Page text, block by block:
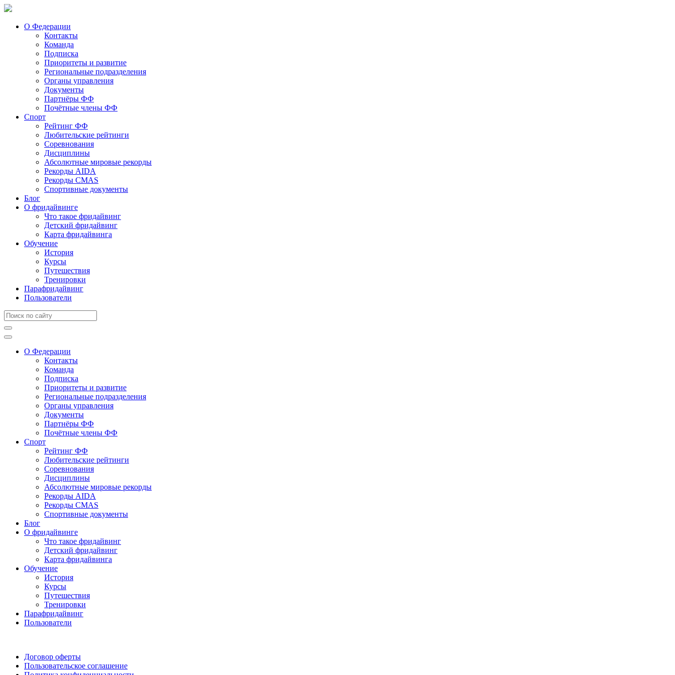
О Федерации
Контакты
Команда
Подписка
Приоритеты и развитие
Региональные подразделения
Органы управления
Документы
Партнёры ФФ
Почётные члены ФФ
Спорт
Рейтинг ФФ
Любительские рейтинги
Соревнования
Дисциплины
Абсолютные мировые рекорды
Рекорды AIDA
Рекорды CMAS
Спортивные документы
Блог
О фридайвинге
Что такое фридайвинг
Детский фридайвинг
Карта фридайвинга
Обучение
История
Курсы
Путешествия
Тренировки
Парафридайвинг
Пользователи
О Федерации
Контакты
Команда
Подписка
Приоритеты и развитие
Региональные подразделения
Органы управления
Документы
Партнёры ФФ
Почётные члены ФФ
Спорт
Рейтинг ФФ
Любительские рейтинги
Соревнования
Дисциплины
Абсолютные мировые рекорды
Рекорды AIDA
Рекорды CMAS
Спортивные документы
Блог
О фридайвинге
Что такое фридайвинг
Детский фридайвинг
Карта фридайвинга
Обучение
История
Курсы
Путешествия
Тренировки
Парафридайвинг
Пользователи
Договор оферты
Пользовательское соглашение